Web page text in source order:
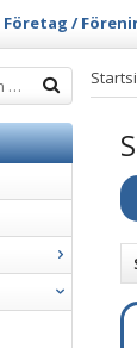
Företag /